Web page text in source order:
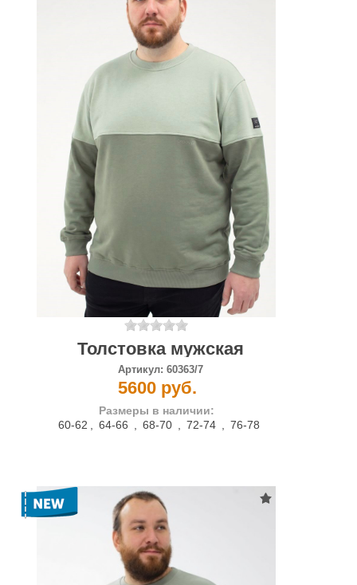
Толстовка мужская
Артикул: 60363/7
5600 руб.
Размеры в наличии:
60-62
64-66 68-70 72-74 76-78